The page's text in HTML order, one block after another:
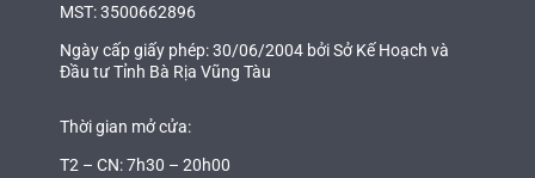
MST: 3500662896
Ngày cấp giấy phép: 30/06/2004 bởi Sở Kế Hoạch và
Đầu tư Tỉnh Bà Rịa Vũng Tàu
Thời gian mở cửa:
T2 – CN: 7h30 – 20h00